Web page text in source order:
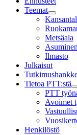
Teemat
Child
menu
Metsäala
Asuminen
Ilmasto
Julkaisut
Tietoa PTT:stä
PTT
Avoimet
Henkilöstö